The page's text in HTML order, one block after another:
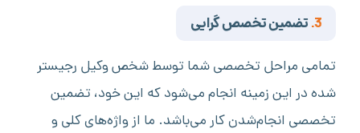
3. تضمین تخصص گرایی
تمامی مراحل تخصصی شما توسط شخص وکیل رجیستر
شده در این زمینه انجام می‌شود که این خود، تضمین
تخصصی انجام‌شدن کار می‌باشد. ما از واژه‌های کلی و